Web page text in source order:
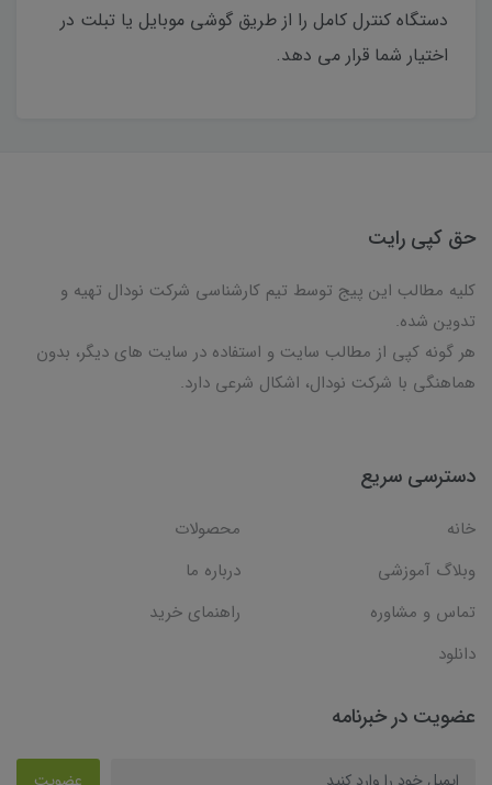
دستگاه کنترل کامل را از طریق گوشی موبایل یا تبلت در
اختیار شما قرار می دهد.
حق کپی رایت
کلیه مطالب این پیج توسط تیم کارشناسی شرکت نودال تهیه و
تدوین شده.
هر گونه کپی از مطالب سایت و استفاده در سایت های دیگر، بدون
هماهنگی با شرکت نودال، اشکال شرعی دارد.
دسترسی سریع
خانه
محصولات
وبلاگ آموزشی
درباره ما
تماس و مشاوره
راهنمای خرید
دانلود
عضویت در خبرنامه